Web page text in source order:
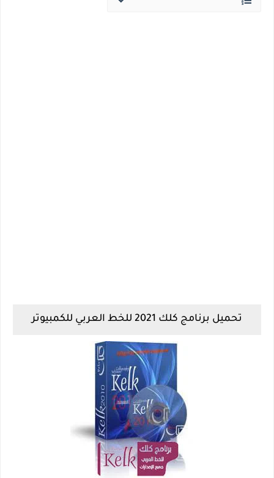
تحميل برنامج كلك 2021 للخط العربي للكمبيوتر